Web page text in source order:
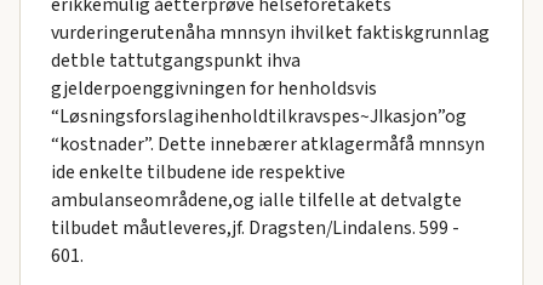
vurderingerutenåha mnnsyn ihvilket faktiskgrunnlag
detble tattutgangspunkt ihva
gjelderpoenggivningen for henholdsvis
“Løsningsforslagihenholdtilkravspes~JIkasjon”og
“kostnader”. Dette innebærer atklagermåfå mnnsyn
ide enkelte tilbudene ide respektive
ambulanseområdene,og ialle tilfelle at detvalgte
tilbudet måutleveres,jf. Dragsten/Lindalens. 599 -
601.